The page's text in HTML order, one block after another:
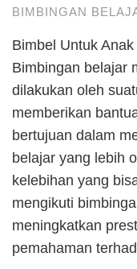
BIMBINGAN
Bimbel Untuk
Bimbingan belajar
dilakukan oleh
memberikan
bertujuan dalam
belajar yang lebih
kelebihan yang
mengikuti
meningkatkan
pemahaman